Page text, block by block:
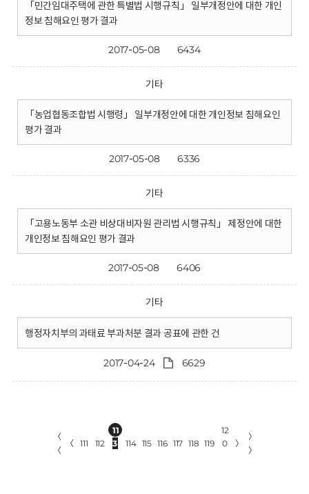
「민간임대주택에 관한 특별법 시행규칙」 일부개정안에 대한 개인
정보 침해요인 평가 결과
2017-05-08 6434
기타
「농업협동조합법 시행령」 일부개정안에 대한 개인정보 침해요인
평가 결과
2017-05-08 6336
기타
「고용노동부 소관 비상대비자원 관리법 시행규칙」 제정안에 대한
개인정보 침해요인 평가 결과
2017-05-08 6406
기타
행정자치부의 과태료 부과처분 결과 공표에 관한 건
2017-04-24 6629
〈
〈
〈 111 112
11
3
114 115 116 117 118 119
12
0
〉
〉
〉